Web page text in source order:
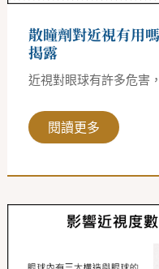
散瞳劑對近視有用
揭露
近視對眼球有許多危害
些？
缺
點
全
揭
露
閱讀更多
近
分